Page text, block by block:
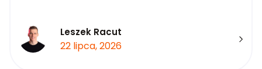
Leszek Racut
22 lipca, 2026